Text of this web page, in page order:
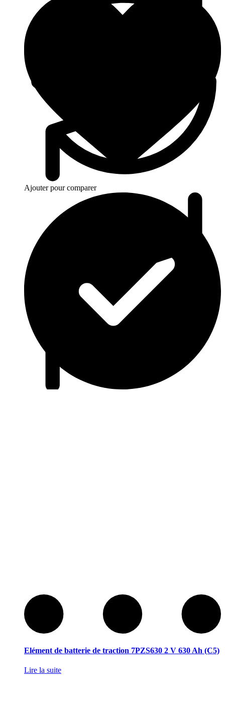
Ajouter pour comparer
Elément de batterie de traction 7PZS630 2 V 630 Ah (C5)
Lire la suite